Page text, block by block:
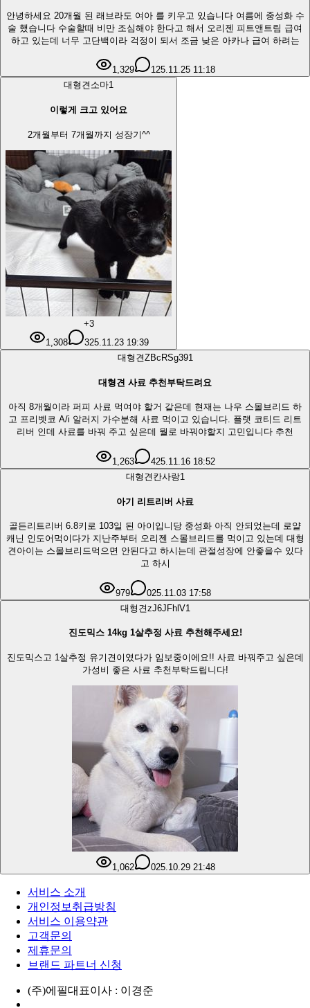
안녕하세요 20개월 된 래브라도 여아 를 키우고 있습니다 여름에 중성화 수
술 했습니다 수술할때 비만 조심해야 한다고 해서 오리젠 피트앤트림 급여
하고 있는데 너무 고단백이라 걱정이 되서 조금 낮은 아카나 급여 하려는
1,329 125.11.25 11:18
대형견 소마1
이렇게 크고 있어요
2개월부터 7개월까지 성장기^^
+3
1,308
325.11.23 19:39
대형견ZBcRSg391
대형견 사료 추천부탁드려요
아직 8개월이라 퍼피 사료 먹여야 할거 같은데 현재는 나우 스몰브리드 하
고 프리벳코 A/i 알러지 가수분해 사료 먹이고 있습니다. 플랫 코티드 리트
리버 인데 사료를 바꿔 주고 싶은데 뭘로 바꿔야할지 고민입니다 추천
1,263 425.11.16 18:52
대형견 칸사랑1
아기 리트리버 사료
골든리트리버 6.8키로 103일 된 아이입니당 중성화 아직 안되었는데 로얄
캐닌 인도어먹이다가 지난주부터 오리젠 스몰브리드를 먹이고 있는데 대형
견아이는 스몰브리드먹으면 안된다고 하시는데 관절성장에 안좋을수 있다
고 하시
979 025.11.03 17:58
대형견zJ6JFhlV1
진도믹스 14kg 1살추정 사료 추천해주세요!
진도믹스고 1살추정 유기견이였다가 임보중이에요!! 사료 바꿔주고 싶은데
가성비 좋은 사료 추천부탁드립니다!
1,062 025.10.29 21:48
서비스 소개
개인정보취급방침
서비스 이용약관
고객문의
제휴문의
브랜드 파트너 신청
(주)에필대표이사 : 이경준